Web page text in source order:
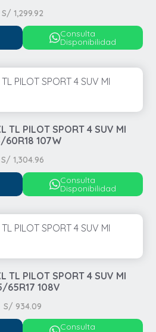
S/ 1,299.92
Consulta
Disponibilidad
TL PILOT SPORT 4 SUV MI
60R18 107W
S/ 1,304.96
Consulta
Disponibilidad
TL PILOT SPORT 4 SUV MI
65R17 108V
S/ 934.09
Consulta